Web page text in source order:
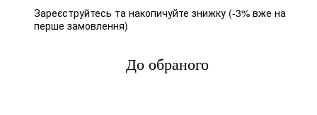
Зареєструйтесь та накопичуйте знижку (-3% вже на
перше замовлення)
До обраного